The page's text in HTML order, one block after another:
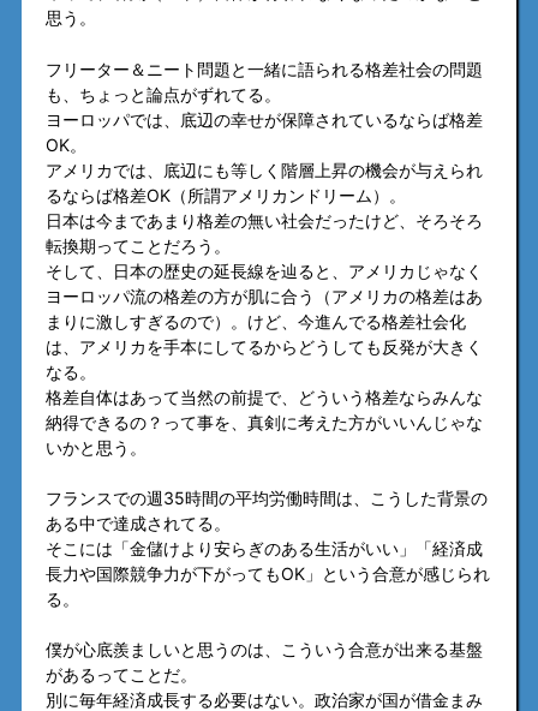
思う。
フリーター＆ニート問題と一緒に語られる格差社会の問題
も、ちょっと論点がずれてる。
ヨーロッパでは、底辺の幸せが保障されているならば格差
OK。
アメリカでは、底辺にも等しく階層上昇の機会が与えられ
るならば格差OK（所謂アメリカンドリーム）。
日本は今まであまり格差の無い社会だったけど、そろそろ
転換期ってことだろう。
そして、日本の歴史の延長線を辿ると、アメリカじゃなく
ヨーロッパ流の格差の方が肌に合う（アメリカの格差はあ
まりに激しすぎるので）。けど、今進んでる格差社会化
は、アメリカを手本にしてるからどうしても反発が大きく
なる。
格差自体はあって当然の前提で、どういう格差ならみんな
納得できるの？って事を、真剣に考えた方がいいんじゃな
いかと思う。
フランスでの週35時間の平均労働時間は、こうした背景の
ある中で達成されてる。
そこには「金儲けより安らぎのある生活がいい」「経済成
長力や国際競争力が下がってもOK」という合意が感じられ
る。
僕が心底羨ましいと思うのは、こういう合意が出来る基盤
があるってことだ。
別に毎年経済成長する必要はない。政治家が国が借金まみ